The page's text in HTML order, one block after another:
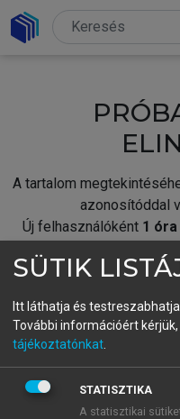
A tartalom
azonosítóddal
Új felhasználóként 1
fiókoddal,
A regisztráció után a
BELÉPÉS
SÜTIK
Itt láthatja és
További információért kérjük,
tájékoztatónkat
STATISZTIKA
A statisztikai